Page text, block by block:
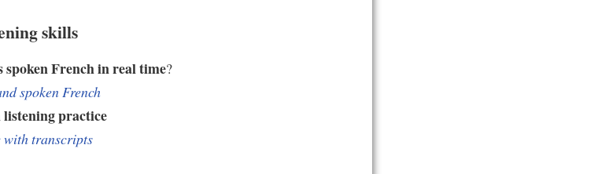
skills
spoken French in real time?
spoken French
practice
with transcripts